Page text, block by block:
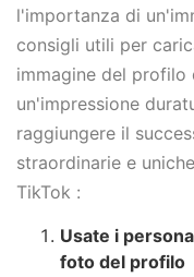
l'importanza di
consigli utili per
immagine del profilo
un'impressione
raggiungere il
straordinarie e
TikTok :
Usate i
foto del profilo